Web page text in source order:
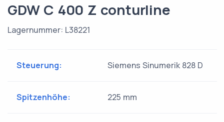
GDW C 400 Z conturline
Lagernummer: L38221
Steuerung: Siemens Sinumerik 828 D
Spitzenhöhe: 225 mm